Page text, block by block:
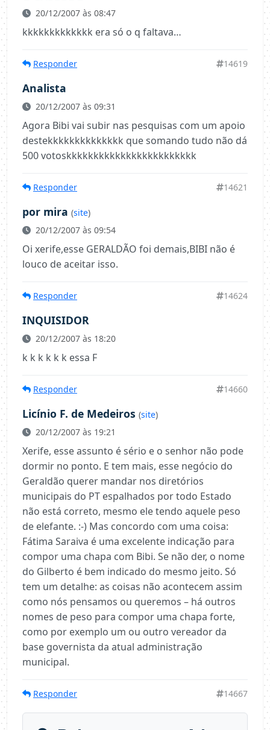
20/12/2007 às 08:47
kkkkkkkkkkkkk era só o q faltava…
Responder 14619
Analista
20/12/2007 às 09:31
Agora Bibi vai subir nas pesquisas com um apoio
destekkkkkkkkkkkkkk que somando tudo não dá
500 votoskkkkkkkkkkkkkkkkkkkkkkkk
Responder 14621
por mira (site)
20/12/2007 às 09:54
Oi xerife,esse GERALDÃO foi demais,BIBI não é
louco de aceitar isso.
Responder 14624
INQUISIDOR
20/12/2007 às 18:20
k k k k k k essa F
Responder 14660
Licínio F. de Medeiros (site)
20/12/2007 às 19:21
Xerife, esse assunto é sério e o senhor não pode
dormir no ponto. E tem mais, esse negócio do
Geraldão querer mandar nos diretórios
municipais do PT espalhados por todo Estado
não está correto, mesmo ele tendo aquele peso
de elefante. :-) Mas concordo com uma coisa:
Fátima Saraiva é uma excelente indicação para
compor uma chapa com Bibi. Se não der, o nome
do Gilberto é bem indicado do mesmo jeito. Só
tem um detalhe: as coisas não acontecem assim
como nós pensamos ou queremos – há outros
nomes de peso para compor uma chapa forte,
como por exemplo um ou outro vereador da
base governista da atual administração
municipal.
Responder 14667